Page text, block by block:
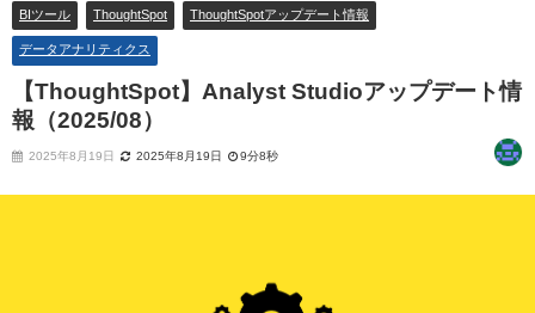
BIツール ThoughtSpot ThoughtSpotアップデート情報
データアナリティクス
【ThoughtSpot】Analyst Studioアップデート情
報（2025/08）
2025年8月19日 2025年8月19日 9分8秒